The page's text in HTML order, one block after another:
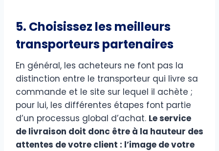
5. Choisissez les meilleurs
transporteurs partenaires
En général, les acheteurs ne font pas la
distinction entre le transporteur qui livre sa
commande et le site sur lequel il achète ;
pour lui, les différentes étapes font partie
d’un processus global d’achat. Le service
de livraison doit donc être à la hauteur des
attentes de votre client : l’image de votre